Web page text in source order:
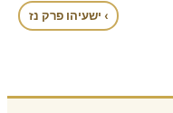
› ישעיהו פרק נז